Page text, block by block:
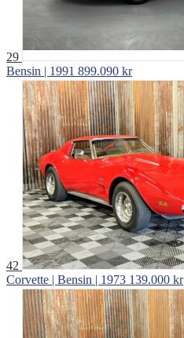
29
Bensin | 1991 899.090 kr
42
Corvette | Bensin | 1973 139.000 kr